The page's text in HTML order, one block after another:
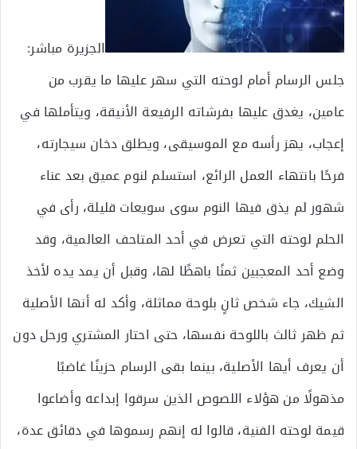
الجزيرة مباشر:
جلس الرسام أمام لوحته التي سهر عليها ما يقرب من
عامين، يغدق عليها بفرشاته الرفيعة الأنيقة، ويتأملها في
إعجاب، يهز رأسه مع الموسيقى، ويطلق دخان سيجارته،
فرحًا بانتهاء العمل الرائع، استسلم لنوم عميق بعد عناء
شهور لم يذق فيها النوم سوى سويعات قليلة، رأى في
الحلم لوحته التي تعرض في أحد المتاحف العالمية، وقد
وضع أحد المعجبين ثمنًا باهظًا لها، وقبل أن يمد يده لأخذ
الشيك، جاء شخص ثانٍ بلوحة مماثلة، وأكد له أنها الأصلية
ثم ظهر ثالث باللوحة نفسها، حتى احتار المشتري ورحل دون
أن يعرف أيها الأصلية، بينما بقى الرسام حزينًا غاضبًا
مذهولًا من هؤلاء اللصوص الذين سرقوا إبداعه وأضاعوا
قيمة لوحته الفنية، قالوا له إنهم رسموها في دقائق عدة،